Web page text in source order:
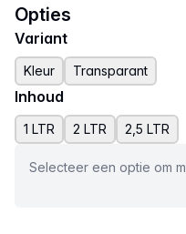
Opties
Variant
Kleur Transparant
Inhoud
1 LTR 2 LTR 2,5 LTR
Selecteer een optie om